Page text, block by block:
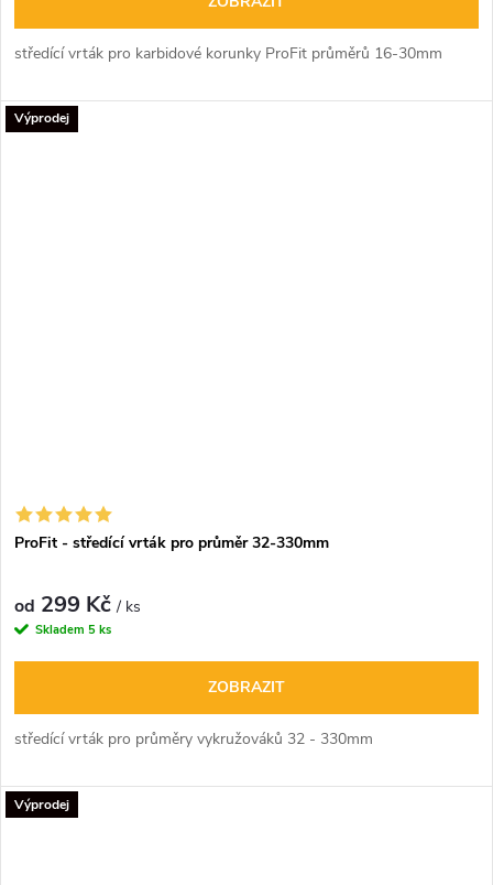
středící vrták pro karbidové korunky ProFit průměrů 16-30mm
Výprodej
ProFit - středící vrták pro průměr 32-330mm
od 299 Kč/ ks
Skladem 5 ks
ZOBRAZIT
středící vrták pro průměry vykružováků 32 - 330mm
Výprodej